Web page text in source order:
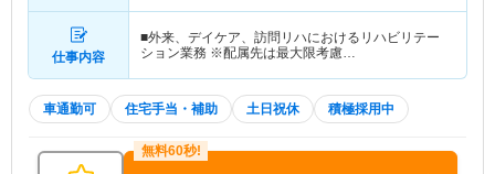
仕事内容
■外来、デイケア、訪問リハにおけるリハビリテー
ション業務 ※配属先は最大限考慮…
車通勤可 住宅手当・補助 土日祝休 積極採用中